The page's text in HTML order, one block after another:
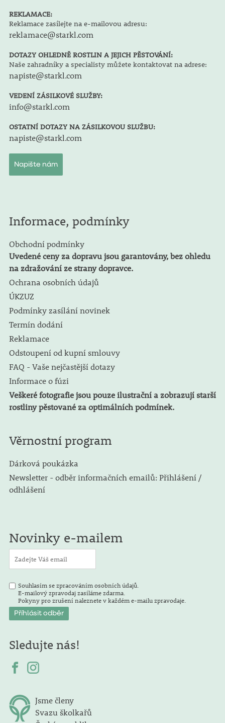
REKLAMACE:
Reklamace zasílejte na e-mailovou adresu:
reklamace@starkl.com
DOTAZY OHLEDNĚ ROSTLIN A JEJICH PĚSTOVÁNÍ:
Naše zahradníky a specialisty můžete kontaktovat na adrese:
napiste@starkl.com
VEDENÍ ZÁSILKOVÉ SLUŽBY:
info@starkl.com
OSTATNÍ DOTAZY NA ZÁSILKOVOU SLUŽBU:
napiste@starkl.com
Napište nám
Informace, podmínky
Obchodní podmínky
Uvedené ceny za dopravu jsou garantovány, bez ohledu
na zdražování ze strany dopravce.
Ochrana osobních údajů
ÚKZUZ
Podmínky zasílání novinek
Termín dodání
Reklamace
Odstoupení od kupní smlouvy
FAQ - Vaše nejčastější dotazy
Informace o fúzi
Veškeré fotografie jsou pouze ilustrační a zobrazují starší
rostliny pěstované za optimálních podmínek.
Věrnostní program
Dárková poukázka
Newsletter - odběr informačních emailů: Přihlášení /
odhlášení
Novinky e-mailem
Souhlasím se zpracováním osobních údajů.
E-mailový zpravodaj zasíláme zdarma.
Pokyny pro zrušení naleznete v každém e-mailu zpravodaje.
Sledujte nás!
Jsme členy
Svazu školkařů